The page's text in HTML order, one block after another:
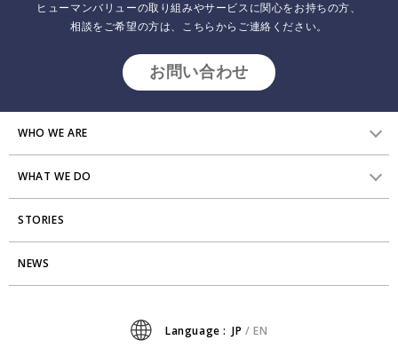
ヒューマンバリューでは、書籍『GROW THE PIE』の発刊を契機に、
「パーパスと利益を両立し、社会に価値を生み出し続ける経営・組織
のあり方」を探求・発信しています。 本イベント「GROW THE PIEト
ーク」はその一環として始まったシリーズ。毎回ゲストを迎え、サス
ヒューマンバリューの取り組みやサービスに関心をお持ちの方、
相談をご希望の方は、こちらからご連絡ください。
お問い合わせ
WHO WE ARE
HVからのメッセージ
研究員紹介
アクセス
WHAT WE DO
組織変革
エンゲージメント向上支援
STORIES
Stories
NEWS
Language : JP /EN